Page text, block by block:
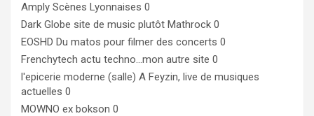
Amply Scènes Lyonnaises 0
Dark Globe site de music plutôt Mathrock 0
EOSHD Du matos pour filmer des concerts 0
Frenchytech actu techno…mon autre site 0
l'epicerie moderne (salle) A Feyzin, live de musiques
actuelles 0
MOWNO ex bokson 0